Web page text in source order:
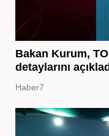
Bakan Kurum,
detaylarını
Haber7